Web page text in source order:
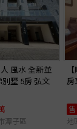
風水 全新並
墅 5房 弘文
潭子區
房
售
地